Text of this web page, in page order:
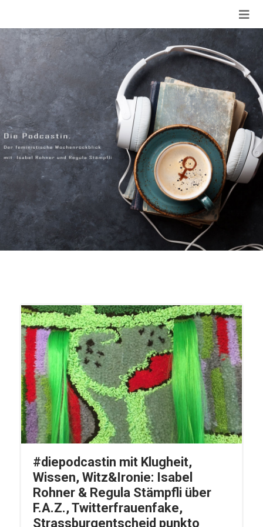
#diepodcastin mit Klugheit,
Wissen, Witz&Ironie: Isabel
Rohner & Regula Stämpfli über
F.A.Z., Twitterfrauenfake,
Strassburgentscheid punkto